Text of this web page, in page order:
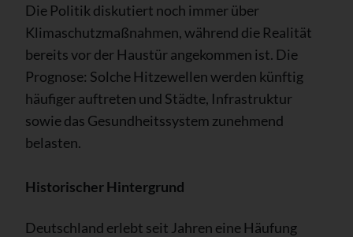
Die Politik diskutiert noch immer über
Klimaschutzmaßnahmen, während die Realität
bereits vor der Haustür angekommen ist. Die
Prognose: Solche Hitzewellen werden künftig
häufiger auftreten und Städte, Infrastruktur
sowie das Gesundheitssystem zunehmend
belasten.
Historischer Hintergrund
Deutschland erlebt seit Jahren eine Häufung